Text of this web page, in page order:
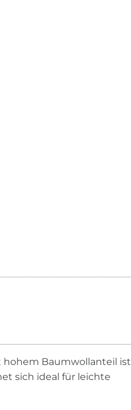
hohem Baumwollanteil ist
sich ideal für leichte